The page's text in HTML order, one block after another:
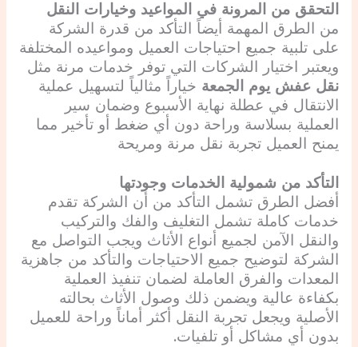
التحقق من المرونة في المواعيد وخيارات النقل
من الطرق المهمة أيضاً التأكد من قدرة الشركة
على تلبية جميع احتياجات العميل ومواعيده المختلفة
ويعتبر اختيار الشركات التي توفر خدمات مرنة مثل
نقل عفش يوم الجمعة خياراً مثالياً لتسهيل عملية
الانتقال في عطلة نهاية الأسبوع وضمان سير
العملية بسلاسة وراحة دون أي ضغط أو تأخير مما
يمنح العميل تجربة نقل مرنة ومريحة
التأكد من شمولية الخدمات وجودتها
أفضل الطرق تشمل التأكد من أن الشركة تقدم
خدمات كاملة تشمل التغليف والفك والتركيب
والنقل الآمن لجميع أنواع الأثاث ويجب التواصل مع
الشركة لتوضيح جميع الاحتياجات والتأكد من جاهزية
المعدات والفرق العاملة لضمان تنفيذ العملية
بكفاءة عالية ويضمن ذلك وصول الأثاث بحالته
الأصلية ويجعل تجربة النقل أكثر أماناً وراحة للعميل
بدون أي مشاكل أو تلفيات.